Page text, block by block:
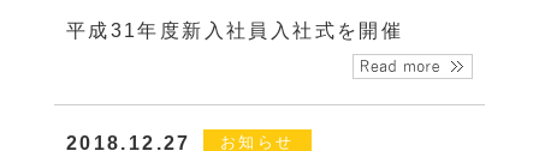
平成31年度新入社員入社式を開催
2018.12.27 お知らせ